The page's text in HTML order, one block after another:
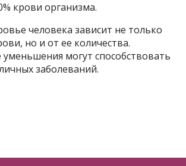
крови организма.
человека зависит не только
но и от ее количества.
могут способствовать
заболеваний.